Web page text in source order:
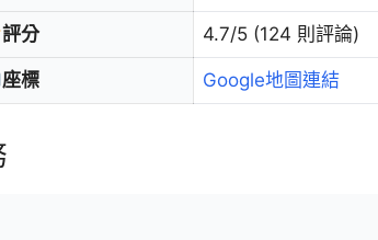
評分 4.7/5 (124 則評論)
座標 Google地圖連結